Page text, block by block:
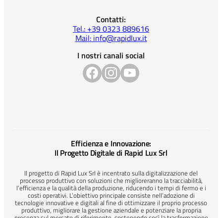
Contatti:
Tel.: +39 0323 889616
Mail: info@rapidlux.it
I nostri canali social
Efficienza e Innovazione:
Il Progetto Digitale di Rapid Lux Srl
Il progetto di Rapid Lux Srl è incentrato sulla digitalizzazione del
processo produttivo con soluzioni che miglioreranno la tracciabilità,
l’efficienza e la qualità della produzione, riducendo i tempi di fermo e i
costi operativi. L’obiettivo principale consiste nell’adozione di
tecnologie innovative e digitali al fine di ottimizzare il proprio processo
produttivo, migliorare la gestione aziendale e potenziare la propria